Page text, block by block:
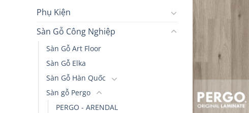
Phụ Kiện
Sàn Gỗ Công Nghiệp
Sàn Gỗ Art Floor
Sàn Gỗ Elka
Sàn Gỗ Hàn Quốc
Sàn gỗ Pergo
PERGO - ARENDAL